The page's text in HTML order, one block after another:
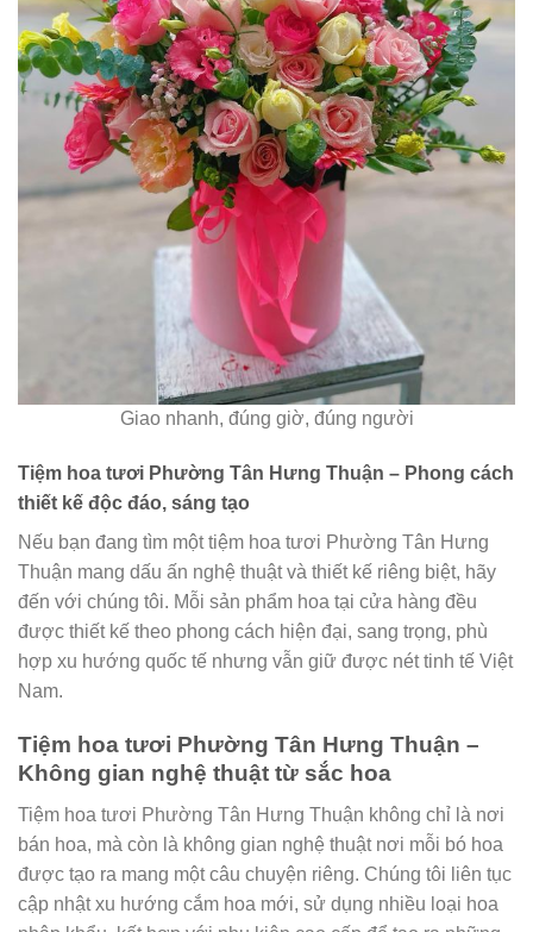
Giao nhanh, đúng giờ, đúng người
Tiệm hoa tươi Phường Tân Hưng Thuận – Phong cách
thiết kế độc đáo, sáng tạo
Nếu bạn đang tìm một tiệm hoa tươi Phường Tân Hưng
Thuận mang dấu ấn nghệ thuật và thiết kế riêng biệt, hãy
đến với chúng tôi. Mỗi sản phẩm hoa tại cửa hàng đều
được thiết kế theo phong cách hiện đại, sang trọng, phù
hợp xu hướng quốc tế nhưng vẫn giữ được nét tinh tế Việt
Nam.
Tiệm hoa tươi Phường Tân Hưng Thuận –
Không gian nghệ thuật từ sắc hoa
Tiệm hoa tươi Phường Tân Hưng Thuận không chỉ là nơi
bán hoa, mà còn là không gian nghệ thuật nơi mỗi bó hoa
được tạo ra mang một câu chuyện riêng. Chúng tôi liên tục
cập nhật xu hướng cắm hoa mới, sử dụng nhiều loại hoa